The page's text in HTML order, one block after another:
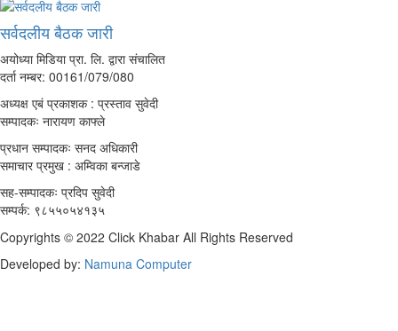
सर्वदलीय बैठक जारी
अयोध्या मिडिया प्रा. लि. द्वारा संचालित
दर्ता नम्बर: 00161/079/080
अध्यक्ष एबं प्रकाशक : प्रस्ताव सुवेदी
सम्पादकः नारायण काफ्ले
प्रधान सम्पादकः सनद अधिकारी
समाचार प्रमुख : अम्विका बन्जाडे
सह-सम्पादकः प्रदिप सुवेदी
सम्पर्क: ९८५५०५४१३५
Copyrights © 2022 Click Khabar All Rights Reserved
Developed by: Namuna Computer